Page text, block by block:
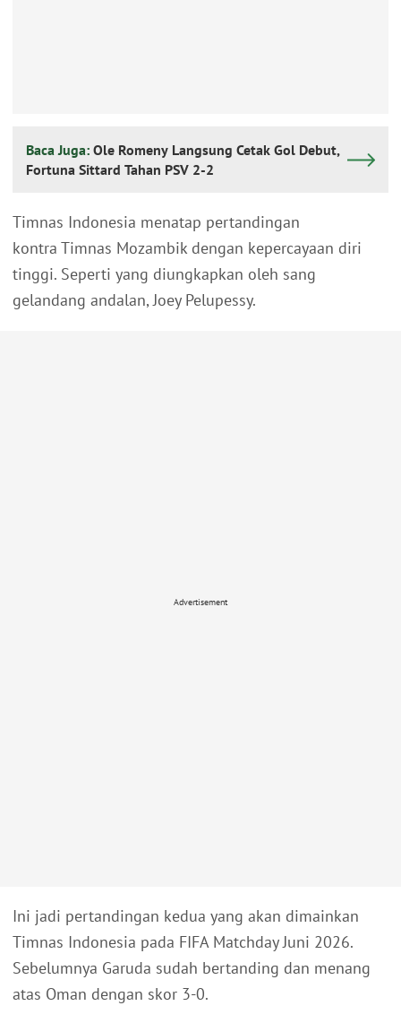
Baca Juga: Ole Romeny Langsung Cetak Gol Debut,
Fortuna Sittard Tahan PSV 2-2
Timnas Indonesia menatap pertandingan
kontra Timnas Mozambik dengan kepercayaan diri
tinggi. Seperti yang diungkapkan oleh sang
gelandang andalan, Joey Pelupessy.
Advertisement
Ini jadi pertandingan kedua yang akan dimainkan
Timnas Indonesia pada FIFA Matchday Juni 2026.
Sebelumnya Garuda sudah bertanding dan menang
atas Oman dengan skor 3-0.